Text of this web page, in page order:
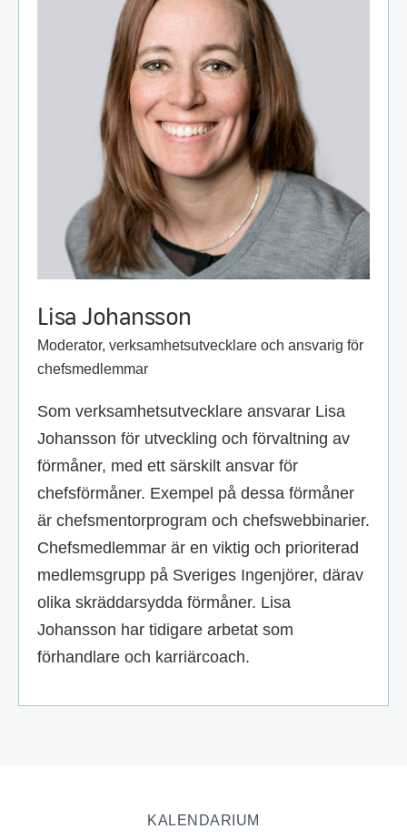
Lisa Johansson
Moderator, verksamhetsutvecklare och ansvarig för
chefsmedlemmar
Som verksamhetsutvecklare ansvarar Lisa
Johansson för utveckling och förvaltning av
förmåner, med ett särskilt ansvar för
chefsförmåner. Exempel på dessa förmåner
är chefsmentorprogram och chefswebbinarier.
Chefsmedlemmar är en viktig och prioriterad
medlemsgrupp på Sveriges Ingenjörer, därav
olika skräddarsydda förmåner. Lisa
Johansson har tidigare arbetat som
förhandlare och karriärcoach.
KALENDARIUM